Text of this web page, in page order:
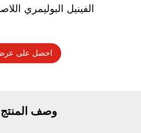
الفينيل البوليمري
احصل على
وصف المنتج